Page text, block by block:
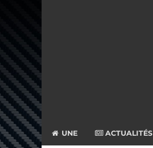
UNE ACTUALITÉS